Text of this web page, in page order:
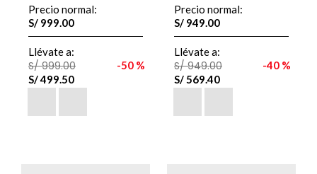
Precio normal:
S/ 999.00
Llévate a:
S/ 999.00
S/499.50
50 %
Precio normal:
S/ 949.00
Llévate a:
S/ 949.00
S/569.40
40 %